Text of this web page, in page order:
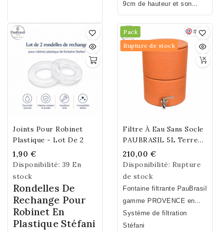
inoxydable
à eau PAUBRASIL en terre
cuite gamme PROVENCE.
Il peut également servir de
support pour des plats
culinaires.
9cm de hauteur et son
diamètre est de 20cm.
Joints Pour Robinet
Plastique - Lot De 2
1,90 €
Disponibilité: 39 En
stock
Rondelles De
Rechange Pour
Robinet En
Plastique Stéfani
Pack
Rupture de stock
Filtre À Eau Sans Socle
PAUBRASIL 5L Terre
Cuite Brute - Émaillée
210,00 €
Disponibilité: Rupture
de stock
Fontaine filtrante PauBrasil
gamme PROVENCE en
terre cuite : extérieur brut -
intérieur émaillé.
Système de filtration
Stéfani